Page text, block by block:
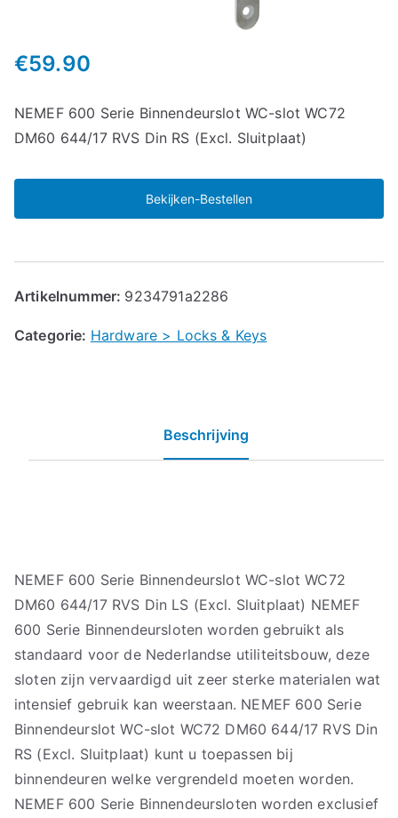
€59.90
NEMEF 600 Serie Binnendeurslot WC-slot WC72
DM60 644/17 RVS Din RS (Excl. Sluitplaat)
Bekijken-Bestellen
Artikelnummer: 9234791a2286
Categorie: Hardware > Locks & Keys
Beschrijving
NEMEF 600 Serie Binnendeurslot WC-slot WC72
DM60 644/17 RVS Din LS (Excl. Sluitplaat) NEMEF
600 Serie Binnendeursloten worden gebruikt als
standaard voor de Nederlandse utiliteitsbouw, deze
sloten zijn vervaardigd uit zeer sterke materialen wat
intensief gebruik kan weerstaan. NEMEF 600 Serie
Binnendeurslot WC-slot WC72 DM60 644/17 RVS Din
RS (Excl. Sluitplaat) kunt u toepassen bij
binnendeuren welke vergrendeld moeten worden.
NEMEF 600 Serie Binnendeursloten worden exclusief